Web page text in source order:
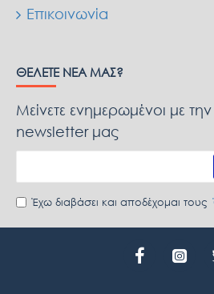
Επικοινωνία
ΘΈΛΕΤΕ ΝΈΑ ΜΑΣ?
Μείνετε ενημερωμένοι με
newsletter μας
Έχω διαβάσει και αποδέχομαι τους